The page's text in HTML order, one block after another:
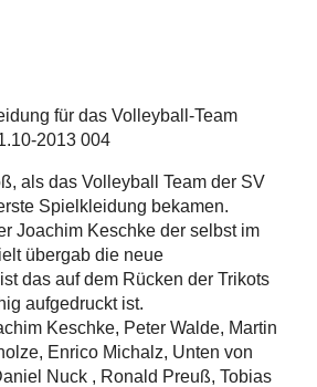
für das Volleyball-Team
2013 004
als das Volleyball Team der SV
Spielkleidung bekamen.
Joachim Keschke der selbst im
übergab die neue
das auf dem Rücken der Trikots
aufgedruckt ist.
Keschke, Peter Walde, Martin
Enrico Michalz, Unten von
Nuck , Ronald Preuß, Tobias